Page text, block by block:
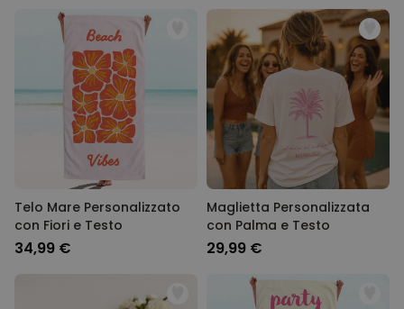
Telo Mare Personalizzato
con Fiori e Testo
34,99 €
Maglietta Personalizzata
con Palma e Testo
29,99 €